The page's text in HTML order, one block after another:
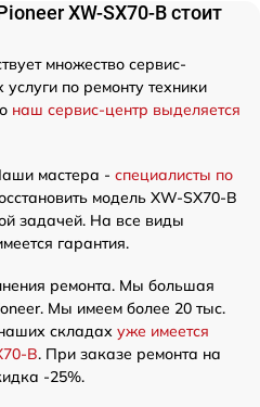
XW-SX70-B стоит
множество сервис-
по ремонту техники
наш сервис-центр выделяется
мастера - специалисты по
модель XW-SX70-B
задачей. На все виды
гарантия.
ремонта. Мы большая
Мы имеем более 20 тыс.
складах уже имеется
B. При заказе ремонта на
-25%.